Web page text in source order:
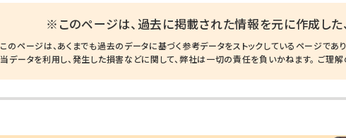
※このページは、過去に掲載された情報を元に作成した
このページは、あくまでも過去のデータに基づく参考データをストックしているページであ
当データを利用し、発生した損害などに関して、弊社は一切の責任を負いかねます。 ご理解